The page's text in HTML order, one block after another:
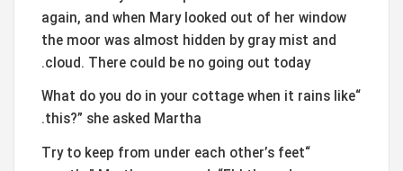
again, and when Mary looked out of her window
the moor was almost hidden by gray mist and
cloud. There could be no going out today.
“What do you do in your cottage when it rains like
this?” she asked Martha.
“Try to keep from under each other’s feet